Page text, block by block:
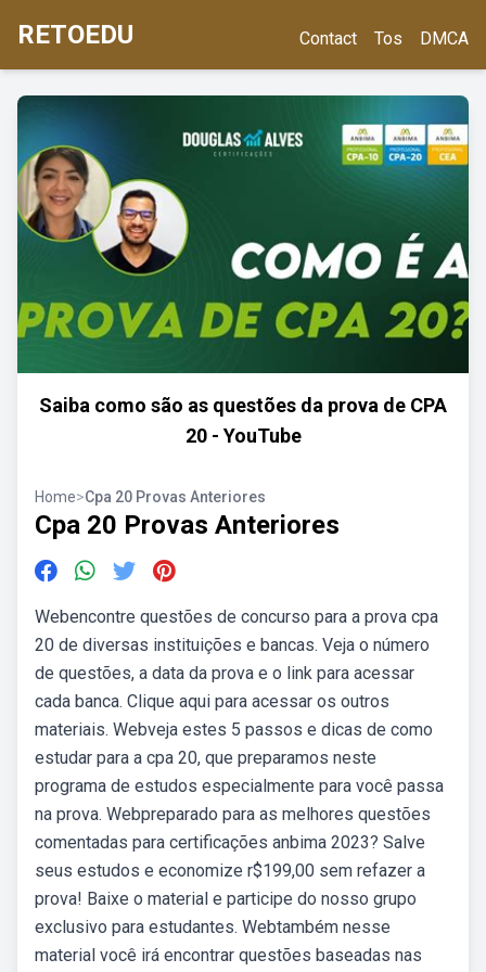
RETOEDU Contact Tos DMCA
Saiba como são as questões da prova de CPA
20 - YouTube
Home>Cpa 20 Provas Anteriores
Cpa 20 Provas Anteriores
Webencontre questões de concurso para a prova cpa
20 de diversas instituições e bancas. Veja o número
de questões, a data da prova e o link para acessar
cada banca. Clique aqui para acessar os outros
materiais. Webveja estes 5 passos e dicas de como
estudar para a cpa 20, que preparamos neste
programa de estudos especialmente para você passa
na prova. Webpreparado para as melhores questões
comentadas para certificações anbima 2023? Salve
seus estudos e economize r$199,00 sem refazer a
prova! Baixe o material e participe do nosso grupo
exclusivo para estudantes. Webtambém nesse
material você irá encontrar questões baseadas nas